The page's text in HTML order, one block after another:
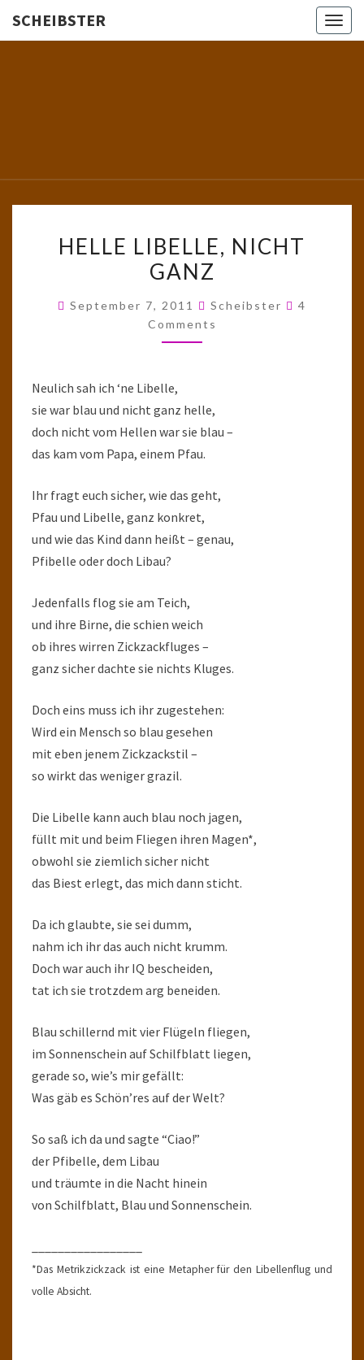
SCHEIBSTER
School!
LIBELLE,
NICHT
HELLE LIBELLE, NICHT
GANZ
September 7, 2011 Scheibster Comments
4
Comments
Neulich sah ich ‘ne Libelle,
sie war blau und nicht ganz helle,
doch nicht vom Hellen war sie blau –
das kam vom Papa, einem Pfau.
Ihr fragt euch sicher, wie das geht,
Pfau und Libelle, ganz konkret,
und wie das Kind dann heißt – genau,
Pfibelle oder doch Libau?
Jedenfalls flog sie am Teich,
und ihre Birne, die schien weich
ob ihres wirren Zickzackfluges –
ganz sicher dachte sie nichts Kluges.
Doch eins muss ich ihr zugestehen:
Wird ein Mensch so blau gesehen
mit eben jenem Zickzackstil –
so wirkt das weniger grazil.
Die Libelle kann auch blau noch jagen,
füllt mit und beim Fliegen ihren Magen*,
obwohl sie ziemlich sicher nicht
das Biest erlegt, das mich dann sticht.
Da ich glaubte, sie sei dumm,
nahm ich ihr das auch nicht krumm.
Doch war auch ihr IQ bescheiden,
tat ich sie trotzdem arg beneiden.
Blau schillernd mit vier Flügeln fliegen,
im Sonnenschein auf Schilfblatt liegen,
gerade so, wie’s mir gefällt:
Was gäb es Schön’res auf der Welt?
So saß ich da und sagte “Ciao!”
der Pfibelle, dem Libau
und träumte in die Nacht hinein
von Schilfblatt, Blau und Sonnenschein.
*Das Metrikzickzack ist eine Metapher für den Libellenflug und
volle Absicht.